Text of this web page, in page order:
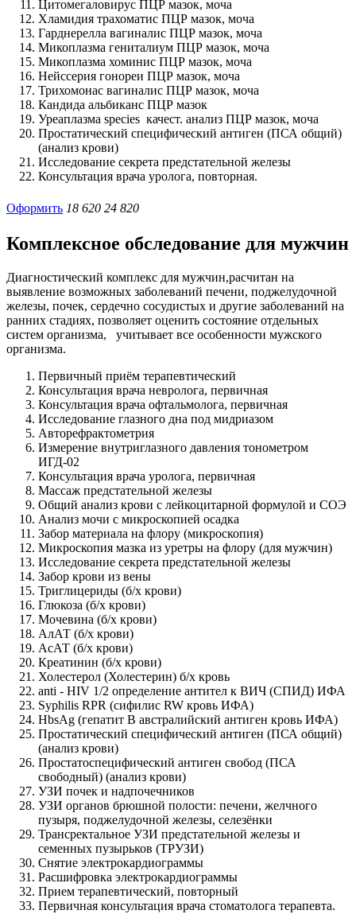
Цитомегаловирус ПЦР мазок, моча
Хламидия трахоматис ПЦР мазок, моча
Гарднерелла вагиналис ПЦР мазок, моча
Микоплазма гениталиум ПЦР мазок, моча
Микоплазма хоминис ПЦР мазок, моча
Нейссерия гонореи ПЦР мазок, моча
Трихомонас вагиналис ПЦР мазок, моча
Кандида альбиканс ПЦР мазок
Уреаплазма species качест. анализ ПЦР мазок, моча
Простатический специфический антиген (ПСА общий)
(анализ крови)
Исследование секрета предстательной железы
Консультация врача уролога, повторная.
Оформить 18 620 24 820
Комплексное обследование для мужчин
Диагностический комплекс для мужчин,расчитан на
выявление возможных заболеваний печени, поджелудочной
железы, почек, сердечно сосудистых и другие заболеваний на
ранних стадиях, позволяет оценить состояние отдельных
систем организма, учитывает все особенности мужского
организма.
Первичный приём терапевтический
Консультация врача невролога, первичная
Консультация врача офтальмолога, первичная
Исследование глазного дна под мидриазом
Авторефрактометрия
Измерение внутриглазного давления тонометром
ИГД-02
Консультация врача уролога, первичная
Массаж предстательной железы
Общий анализ крови с лейкоцитарной формулой и СОЭ
Анализ мочи с микроскопией осадка
Забор материала на флору (микроскопия)
Микроскопия мазка из уретры на флору (для мужчин)
Исследование секрета предстательной железы
Забор крови из вены
Триглицериды (б/х крови)
Глюкоза (б/х крови)
Мочевина (б/х крови)
АлАТ (б/х крови)
АсАТ (б/х крови)
Креатинин (б/х крови)
Холестерол (Холестерин) б/х кровь
anti - HIV 1/2 определение антител к ВИЧ (СПИД) ИФА
Syphilis RPR (сифилис RW кровь ИФА)
HbsAg (гепатит В австралийский антиген кровь ИФА)
Простатический специфический антиген (ПСА общий)
(анализ крови)
Простатоспецифический антиген свобод (ПСА
свободный) (анализ крови)
УЗИ почек и надпочечников
УЗИ органов брюшной полости: печени, желчного
пузыря, поджелудочной железы, селезёнки
Трансректальное УЗИ предстательной железы и
семенных пузырьков (ТРУЗИ)
Снятие электрокардиограммы
Расшифровка электрокардиограммы
Прием терапевтический, повторный
Первичная консультация врача стоматолога терапевта.